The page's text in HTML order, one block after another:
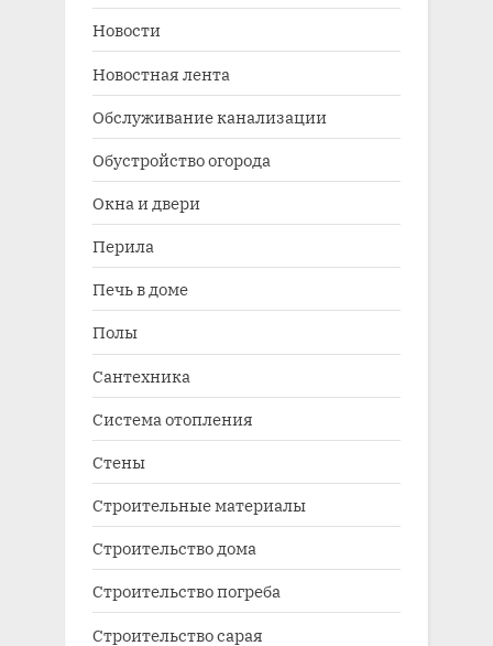
Новости
Новостная лента
Обслуживание канализации
Обустройство огорода
Окна и двери
Перила
Печь в доме
Полы
Сантехника
Система отопления
Стены
Строительные материалы
Строительство дома
Строительство погреба
Строительство сарая